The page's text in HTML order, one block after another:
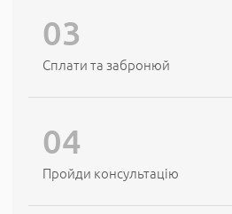
Сплати та забронюй
Пройди консультацію